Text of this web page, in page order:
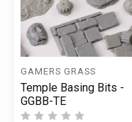
GAMERS GRASS
Temple Basing Bits -
GGBB-TE